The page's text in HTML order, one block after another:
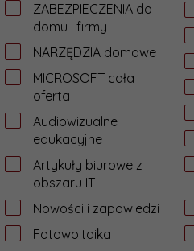
ZABEZPIECZENIA do
domu i firmy
NARZĘDZIA domowe
MICROSOFT cała
oferta
Audiowizualne i
edukacyjne
Artykuły biurowe z
obszaru IT
Nowości i zapowiedzi
Fotowoltaika